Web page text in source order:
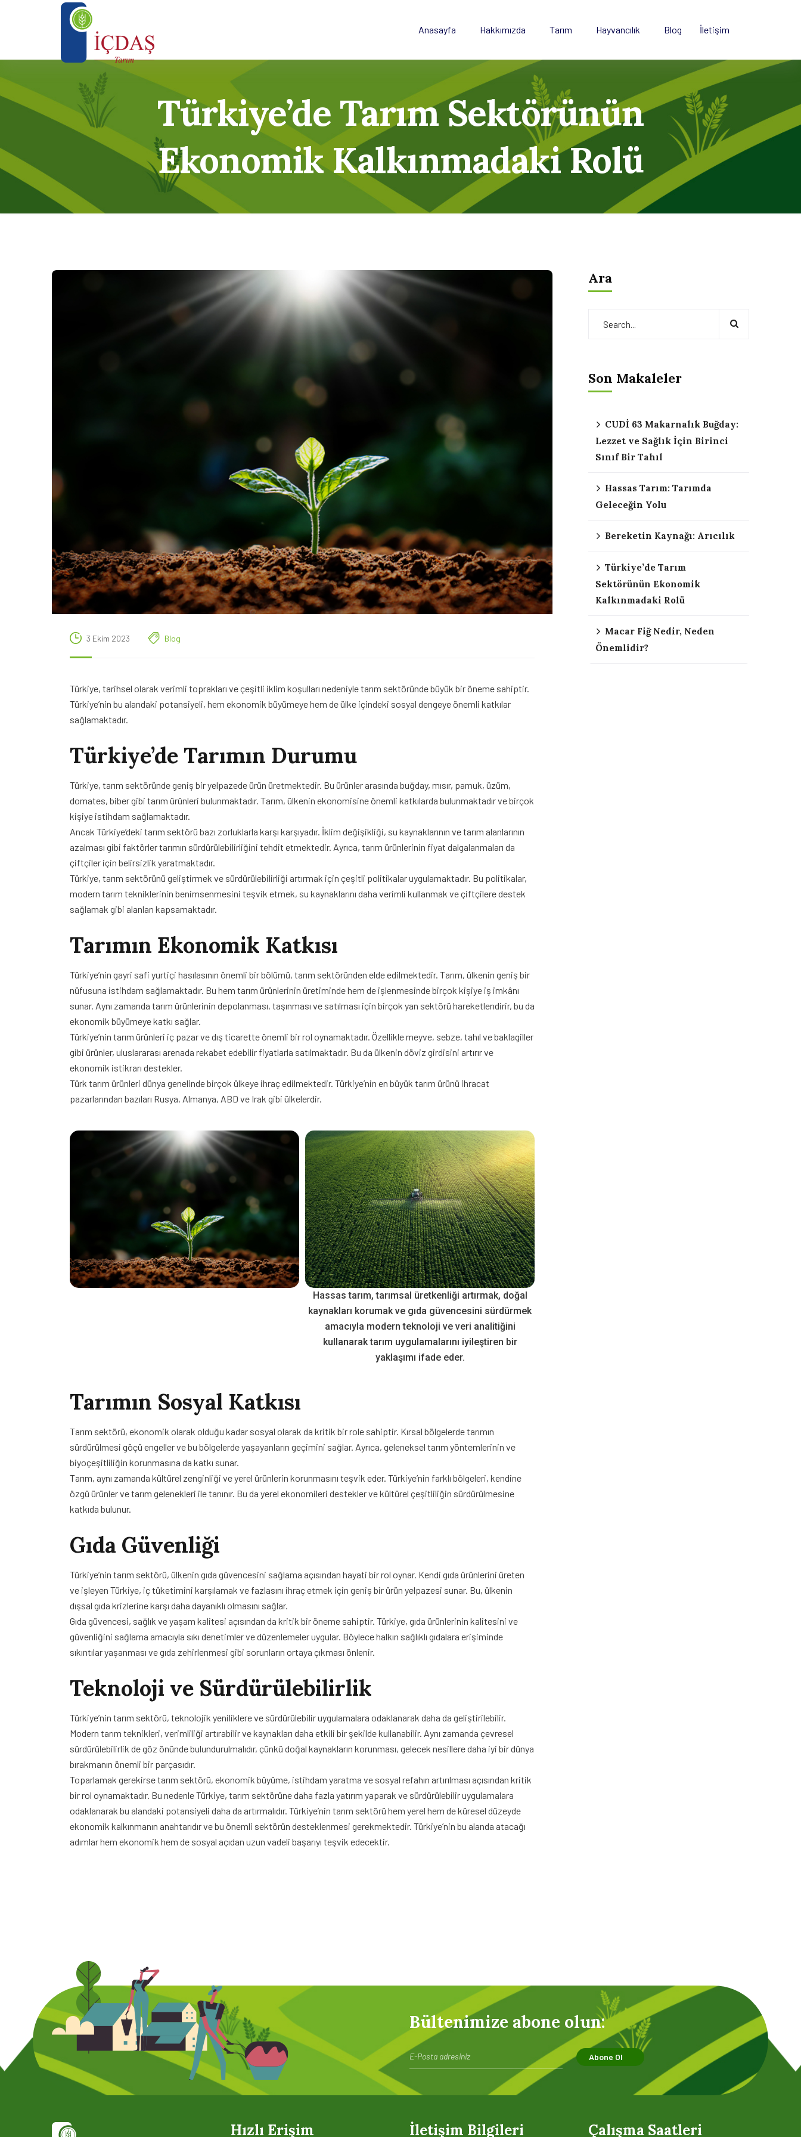
Anasayfa Hakkımızda Tarım Hayvancılık Blog İletişim
Türkiye’de Tarım Sektörünün
Ekonomik Kalkınmadaki Rolü
3 Ekim 2023 Blog
Türkiye, tarihsel olarak verimli toprakları ve çeşitli iklim koşulları nedeniyle tarım sektöründe büyük bir öneme sahiptir.
Türkiye’nin bu alandaki potansiyeli, hem ekonomik büyümeye hem de ülke içindeki sosyal dengeye önemli katkılar
sağlamaktadır.
Türkiye’de Tarımın Durumu
Türkiye, tarım sektöründe geniş bir yelpazede ürün üretmektedir. Bu ürünler arasında buğday, mısır, pamuk, üzüm,
domates, biber gibi tarım ürünleri bulunmaktadır. Tarım, ülkenin ekonomisine önemli katkılarda bulunmaktadır ve birçok
kişiye istihdam sağlamaktadır.
Ancak Türkiye’deki tarım sektörü bazı zorluklarla karşı karşıyadır. İklim değişikliği, su kaynaklarının ve tarım alanlarının
azalması gibi faktörler tarımın sürdürülebilirliğini tehdit etmektedir. Ayrıca, tarım ürünlerinin fiyat dalgalanmaları da
çiftçiler için belirsizlik yaratmaktadır.
Türkiye, tarım sektörünü geliştirmek ve sürdürülebilirliği artırmak için çeşitli politikalar uygulamaktadır. Bu politikalar,
modern tarım tekniklerinin benimsenmesini teşvik etmek, su kaynaklarını daha verimli kullanmak ve çiftçilere destek
sağlamak gibi alanları kapsamaktadır.
Tarımın Ekonomik Katkısı
Türkiye’nin gayri safi yurtiçi hasılasının önemli bir bölümü, tarım sektöründen elde edilmektedir. Tarım, ülkenin geniş bir
nüfusuna istihdam sağlamaktadır. Bu hem tarım ürünlerinin üretiminde hem de işlenmesinde birçok kişiye iş imkânı
sunar. Aynı zamanda tarım ürünlerinin depolanması, taşınması ve satılması için birçok yan sektörü hareketlendirir, bu da
ekonomik büyümeye katkı sağlar.
Türkiye’nin tarım ürünleri iç pazar ve dış ticarette önemli bir rol oynamaktadır. Özellikle meyve, sebze, tahıl ve baklagiller
gibi ürünler, uluslararası arenada rekabet edebilir fiyatlarla satılmaktadır. Bu da ülkenin döviz girdisini artırır ve
ekonomik istikrarı destekler.
Türk tarım ürünleri dünya genelinde birçok ülkeye ihraç edilmektedir. Türkiye’nin en büyük tarım ürünü ihracat
pazarlarından bazıları Rusya, Almanya, ABD ve Irak gibi ülkelerdir.
Hassas tarım, tarımsal üretkenliği artırmak, doğal
kaynakları korumak ve gıda güvencesini sürdürmek
amacıyla modern teknoloji ve veri analitiğini
kullanarak tarım uygulamalarını iyileştiren bir
yaklaşımı ifade eder.
Tarımın Sosyal Katkısı
Tarım sektörü, ekonomik olarak olduğu kadar sosyal olarak da kritik bir role sahiptir. Kırsal bölgelerde tarımın
sürdürülmesi göçü engeller ve bu bölgelerde yaşayanların geçimini sağlar. Ayrıca, geleneksel tarım yöntemlerinin ve
biyoçeşitliliğin korunmasına da katkı sunar.
Tarım, aynı zamanda kültürel zenginliği ve yerel ürünlerin korunmasını teşvik eder. Türkiye’nin farklı bölgeleri, kendine
özgü ürünler ve tarım gelenekleri ile tanınır. Bu da yerel ekonomileri destekler ve kültürel çeşitliliğin sürdürülmesine
katkıda bulunur.
Gıda Güvenliği
Türkiye’nin tarım sektörü, ülkenin gıda güvencesini sağlama açısından hayati bir rol oynar. Kendi gıda ürünlerini üreten
ve işleyen Türkiye, iç tüketimini karşılamak ve fazlasını ihraç etmek için geniş bir ürün yelpazesi sunar. Bu, ülkenin
dışsal gıda krizlerine karşı daha dayanıklı olmasını sağlar.
Gıda güvencesi, sağlık ve yaşam kalitesi açısından da kritik bir öneme sahiptir. Türkiye, gıda ürünlerinin kalitesini ve
güvenliğini sağlama amacıyla sıkı denetimler ve düzenlemeler uygular. Böylece halkın sağlıklı gıdalara erişiminde
sıkıntılar yaşanması ve gıda zehirlenmesi gibi sorunların ortaya çıkması önlenir.
Teknoloji ve Sürdürülebilirlik
Türkiye’nin tarım sektörü, teknolojik yeniliklere ve sürdürülebilir uygulamalara odaklanarak daha da geliştirilebilir.
Modern tarım teknikleri, verimliliği artırabilir ve kaynakları daha etkili bir şekilde kullanabilir. Aynı zamanda çevresel
sürdürülebilirlik de göz önünde bulundurulmalıdır, çünkü doğal kaynakların korunması, gelecek nesillere daha iyi bir dünya
bırakmanın önemli bir parçasıdır.
Toparlamak gerekirse tarım sektörü, ekonomik büyüme, istihdam yaratma ve sosyal refahın artırılması açısından kritik
bir rol oynamaktadır. Bu nedenle Türkiye, tarım sektörüne daha fazla yatırım yaparak ve sürdürülebilir uygulamalara
odaklanarak bu alandaki potansiyeli daha da artırmalıdır. Türkiye’nin tarım sektörü hem yerel hem de küresel düzeyde
ekonomik kalkınmanın anahtarıdır ve bu önemli sektörün desteklenmesi gerekmektedir. Türkiye’nin bu alanda atacağı
adımlar hem ekonomik hem de sosyal açıdan uzun vadeli başarıyı teşvik edecektir.
Ara
Son Makaleler
CUDİ 63 Makarnalık Buğday:
Lezzet ve Sağlık İçin Birinci
Sınıf Bir Tahıl
Hassas Tarım: Tarımda
Geleceğin Yolu
Bereketin Kaynağı: Arıcılık
Türkiye’de Tarım
Sektörünün Ekonomik
Kalkınmadaki Rolü
Macar Fiğ Nedir, Neden
Önemlidir?
Bültenimize abone olun:
Abone Ol
Hızlı Erişim İletişim Bilgileri Çalışma Saatleri